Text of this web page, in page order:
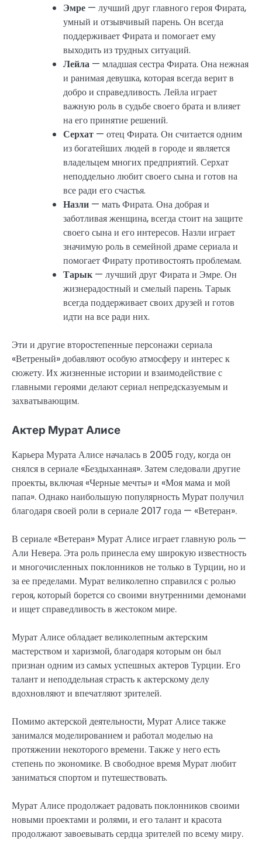
Эмре — лучший друг главного героя Фирата,
умный и отзывчивый парень. Он всегда
поддерживает Фирата и помогает ему
выходить из трудных ситуаций.
Лейла — младшая сестра Фирата. Она нежная
и ранимая девушка, которая всегда верит в
добро и справедливость. Лейла играет
важную роль в судьбе своего брата и влияет
на его принятие решений.
Серхат — отец Фирата. Он считается одним
из богатейших людей в городе и является
владельцем многих предприятий. Серхат
неподдельно любит своего сына и готов на
все ради его счастья.
Назли — мать Фирата. Она добрая и
заботливая женщина, всегда стоит на защите
своего сына и его интересов. Назли играет
значимую роль в семейной драме сериала и
помогает Фирату противостоять проблемам.
Тарык — лучший друг Фирата и Эмре. Он
жизнерадостный и смелый парень. Тарык
всегда поддерживает своих друзей и готов
идти на все ради них.
Эти и другие второстепенные персонажи сериала
«Ветреный» добавляют особую атмосферу и интерес к
сюжету. Их жизненные истории и взаимодействие с
главными героями делают сериал непредсказуемым и
захватывающим.
Актер Мурат Алисе
Карьера Мурата Алисе началась в 2005 году, когда он
снялся в сериале «Бездыханная». Затем следовали другие
проекты, включая «Черные мечты» и «Моя мама и мой
папа». Однако наибольшую популярность Мурат получил
благодаря своей роли в сериале 2017 года — «Ветеран».
В сериале «Ветеран» Мурат Алисе играет главную роль —
Али Невера. Эта роль принесла ему широкую известность
и многочисленных поклонников не только в Турции, но и
за ее пределами. Мурат великолепно справился с ролью
героя, который борется со своими внутренними демонами
и ищет справедливость в жестоком мире.
Мурат Алисе обладает великолепным актерским
мастерством и харизмой, благодаря которым он был
признан одним из самых успешных актеров Турции. Его
талант и неподдельная страсть к актерскому делу
вдохновляют и впечатляют зрителей.
Помимо актерской деятельности, Мурат Алисе также
занимался моделированием и работал моделью на
протяжении некоторого времени. Также у него есть
степень по экономике. В свободное время Мурат любит
заниматься спортом и путешествовать.
Мурат Алисе продолжает радовать поклонников своими
новыми проектами и ролями, и его талант и красота
продолжают завоевывать сердца зрителей по всему миру.